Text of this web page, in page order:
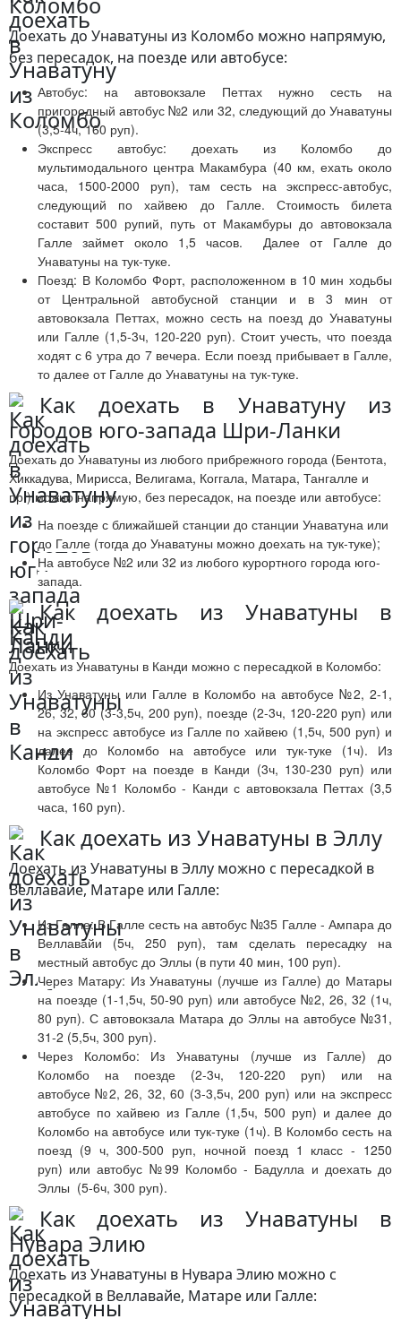
Доехать до Унаватуны из Коломбо можно напрямую,
без пересадок, на поезде или автобусе:
Автобус: на автовокзале Петтах нужно сесть на
пригородный автобус №2 или 32, следующий до Унаватуны
(3,5-4ч, 160 руп).
Экспресс автобус: доехать из Коломбо до
мультимодального центра Макамбура (40 км, ехать около
часа, 1500-2000 руп), там сесть на экспресс-автобус,
следующий по хайвею до Галле. Стоимость билета
составит 500 рупий, путь от Макамбуры до автовокзала
Галле займет около 1,5 часов. Далее от Галле до
Унаватуны на тук-туке.
Поезд: В Коломбо Форт, расположенном в 10 мин ходьбы
от Центральной автобусной станции и в 3 мин от
автовокзала Петтах, можно сесть на поезд до Унаватуны
или Галле (1,5-3ч, 120-220 руп). Стоит учесть, что поезда
ходят с 6 утра до 7 вечера. Если поезд прибывает в Галле,
то далее от Галле до Унаватуны на тук-туке.
Как доехать в Унаватуну из
городов юго-запада Шри-Ланки
Доехать до Унаватуны из любого прибрежного города (Бентота,
Хиккадува, Мирисса, Велигама, Коггала, Матара, Тангалле и
пр.) можно напрямую, без пересадок, на поезде или автобусе:
На поезде с ближайшей станции до станции Унаватуна или
до Галле (тогда до Унаватуны можно доехать на тук-туке);
На автобусе №2 или 32 из любого курортного города юго-
запада.
Как доехать из Унаватуны в
Канди
Доехать из Унаватуны в Канди можно с пересадкой в Коломбо:
Из Унаватуны или Галле в Коломбо на автобусе №2, 2-1,
26, 32, 60 (3-3,5ч, 200 руп), поезде (2-3ч, 120-220 руп) или
на экспресс автобусе из Галле по хайвею (1,5ч, 500 руп) и
далее до Коломбо на автобусе или тук-туке (1ч). Из
Коломбо Форт на поезде в Канди (3ч, 130-230 руп) или
автобусе №1 Коломбо - Кандис автовокзала Петтах (3,5
часа, 160 руп).
Как доехать из Унаватуны в Эллу
Доехать из Унаватуны в Эллу можно с пересадкой в
Веллавайе, Матаре или Галле:
Из Галле: В Галле сесть на автобус №35 Галле - Ампара до
Веллавайи (5ч, 250 руп), там сделать пересадку на
местный автобус до Эллы (в пути 40 мин, 100 руп).
Через Матару: Из Унаватуны (лучше из Галле) до Матары
на поезде (1-1,5ч, 50-90 руп) или автобусе №2, 26, 32 (1ч,
80 руп). С автовокзала Матара до Эллы на автобусе №31,
31-2 (5,5ч, 300 руп).
Через Коломбо: Из Унаватуны (лучше из Галле) до
Коломбо на поезде (2-3ч, 120-220 руп) или на
автобусе№2, 26, 32, 60 (3-3,5ч, 200 руп) или на экспресс
автобусе по хайвею из Галле (1,5ч, 500 руп) и далее до
Коломбо на автобусе или тук-туке (1ч). В Коломбо сесть на
поезд (9 ч, 300-500 руп, ночной поезд 1 класс - 1250
руп) или автобус №99 Коломбо - Бадулла и доехать до
Эллы (5-6ч, 300 руп).
Как доехать из Унаватуны в
Нувара Элию
Доехать из Унаватуны в Нувара Элию можно с
пересадкой в Веллавайе, Матаре или Галле: